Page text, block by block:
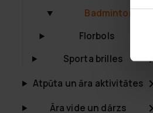
Badmintona tīkli
Florbols
Sporta brilles
Atpūta un āra aktivitātes
Āra vide un dārzs